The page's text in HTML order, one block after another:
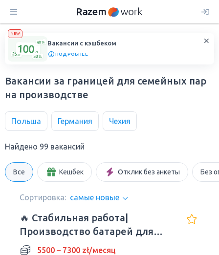
NEW
Вакансии с кэшбеком
ПОДРОБНЕЕ
Вакансии за границей для семейных пар
на производстве
Польша Германия Чехия
Найдено 99 вакансий
Все Кешбек Отклик без анкеты Без
Сортировка: самые новые
🔥 Стабильная работа|
Производство батарей для
авто| Wrocław
5500 – 7300 zł/месяц